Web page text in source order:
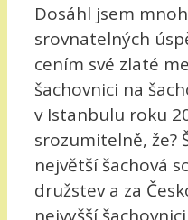
Dosáhl jsem
srovnatelných
cením své zlaté
šachovnici na
v Istanbulu roku
srozumitelně, že?
největší šachová
družstev a za
nejvyšší